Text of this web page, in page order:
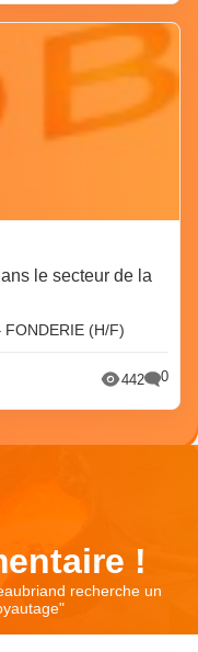
le secteur de la
FONDERIE (H/F)
442 0
!
recherche un
"